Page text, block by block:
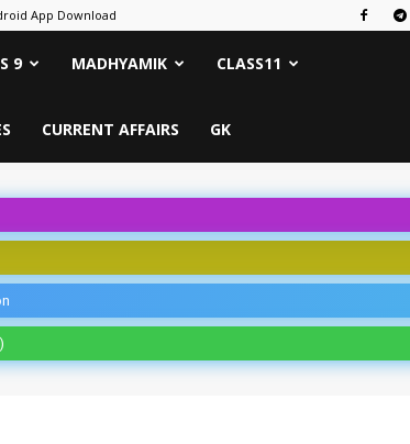
App Download
9 MADHYAMIK CLASS11
CURRENT AFFAIRS GK